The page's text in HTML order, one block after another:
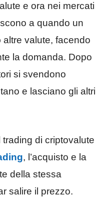
e ora nei mercati
a quando un
valute, facendo
la domanda. Dopo
si svendono
e lasciano gli altri
di criptovalute
, l’acquisto e la
della stessa
salire il prezzo.